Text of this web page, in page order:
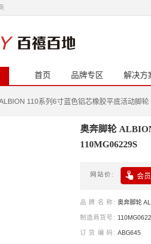
首页 品牌专区 解决方
110系列6寸蓝色铝芯橡胶平底活动脚
奥奔脚轮
110MG06229S
网站价  会
品牌名称 奥奔脚轮
制造商货号
订货编码 ABG645